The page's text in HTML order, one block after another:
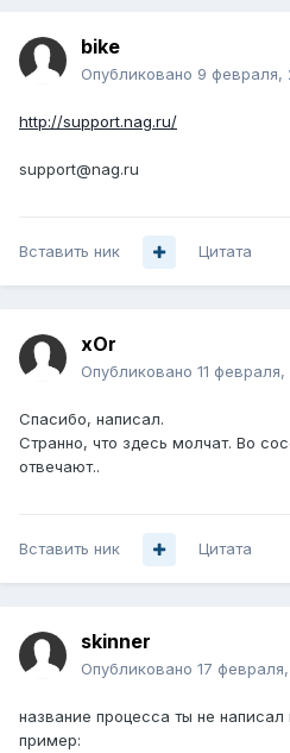
bike
Опубликовано 9 февраля,
http://support.nag.ru/
support@nag.ru
Вставить ник Цитата
xOr
Опубликовано 11 февраля,
Спасибо, написал.
Странно, что здесь молчат. Во
отвечают..
Вставить ник Цитата
skinner
Опубликовано 17
название процесса ты не
пример: